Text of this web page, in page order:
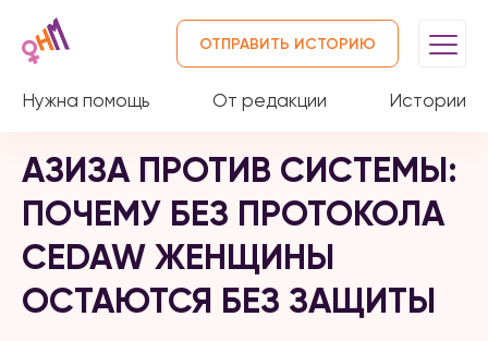
Нужна помощь От редакции Истории
ОТПРАВИТЬ ИСТОРИЮ
АЗИЗА ПРОТИВ СИСТЕМЫ:
ПОЧЕМУ БЕЗ ПРОТОКОЛА
CEDAW ЖЕНЩИНЫ
ОСТАЮТСЯ БЕЗ ЗАЩИТЫ